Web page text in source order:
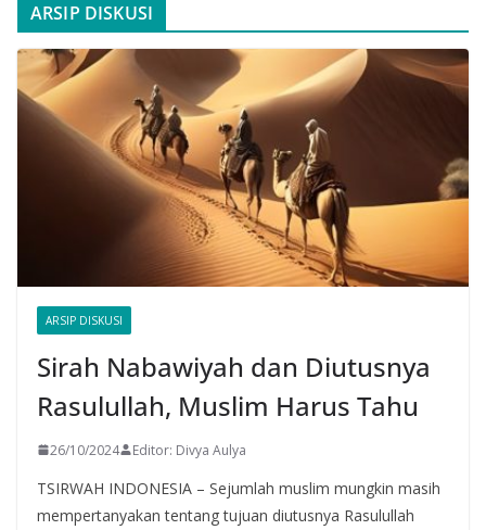
ARSIP DISKUSI
ARSIP DISKUSI
Sirah Nabawiyah dan Diutusnya
Rasulullah, Muslim Harus Tahu
26/10/2024 Editor: Divya Aulya
TSIRWAH INDONESIA – Sejumlah muslim mungkin masih
mempertanyakan tentang tujuan diutusnya Rasulullah